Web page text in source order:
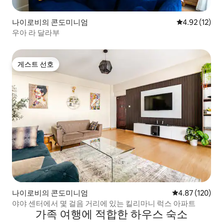
나이로비의 콘도미니엄 평점 4.92점
4.92 (12)
우아 라 달라부
게스트 선호
게스트 선호
나이로비의 콘도미니엄 평점 4.87점(5
4.87 (120)
야야 센터에서 몇 걸음 거리에 있는 킬리마니 럭스 아파트
가족 여행에 적합한 하우스 숙소